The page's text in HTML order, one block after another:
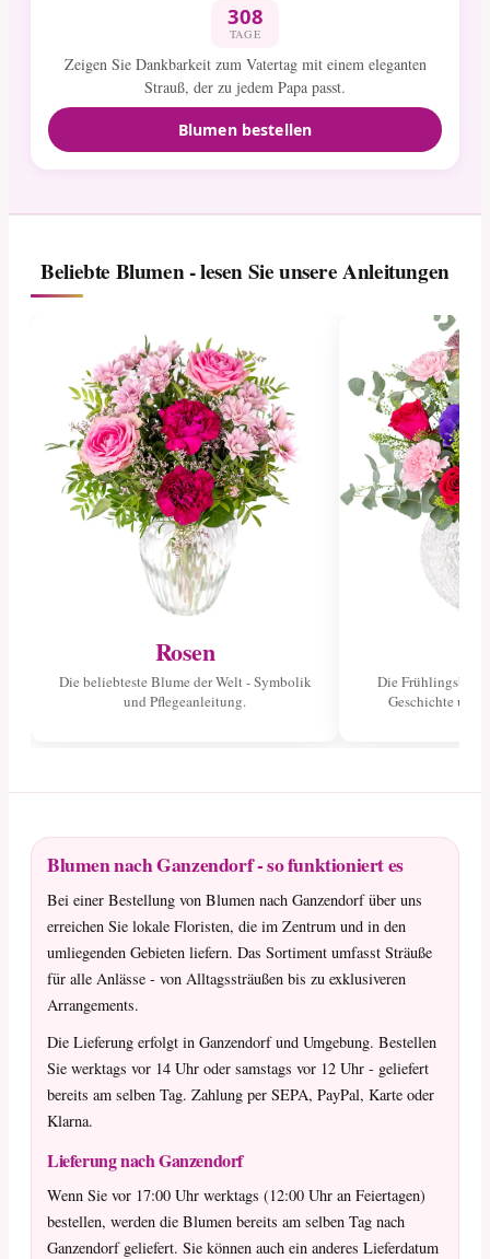
308
TAGE
Zeigen Sie Dankbarkeit zum Vatertag mit einem eleganten
Strauß, der zu jedem Papa passt.
Blumen bestellen
Beliebte Blumen - lesen Sie unsere Anleitungen
Rosen
Die beliebteste Blume der Welt - Symbolik
und Pflegeanleitung.
Die
Geschichte und
Blumen nach Ganzendorf - so funktioniert es
Bei einer Bestellung von Blumen nach Ganzendorf über uns
erreichen Sie lokale Floristen, die im Zentrum und in den
umliegenden Gebieten liefern. Das Sortiment umfasst Sträuße
für alle Anlässe - von Alltagssträußen bis zu exklusiveren
Arrangements.
Die Lieferung erfolgt in Ganzendorf und Umgebung. Bestellen
Sie werktags vor 14 Uhr oder samstags vor 12 Uhr - geliefert
bereits am selben Tag. Zahlung per SEPA, PayPal, Karte oder
Klarna.
Lieferung nach Ganzendorf
Wenn Sie vor 17:00 Uhr werktags (12:00 Uhr an Feiertagen)
bestellen, werden die Blumen bereits am selben Tag nach
Ganzendorf geliefert. Sie können auch ein anderes Lieferdatum